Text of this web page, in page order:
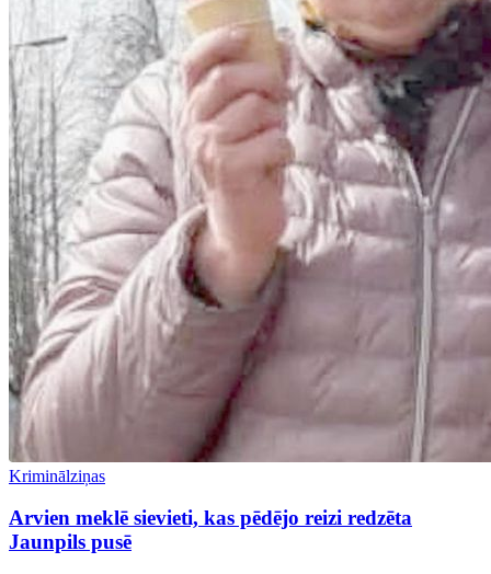
Kriminālziņas
Arvien meklē sievieti, kas pēdējo reizi redzēta
Jaunpils pusē